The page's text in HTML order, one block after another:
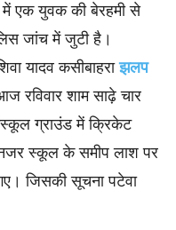
एक युवक की बेरहमी से
जांच में जुटी है।
यादव कसीबाहराझलप
रविवार शाम साढ़े चार
ग्राउंड में क्रिकेट
स्कूल के समीप लाश पर
जिसकी सूचना पटेवा